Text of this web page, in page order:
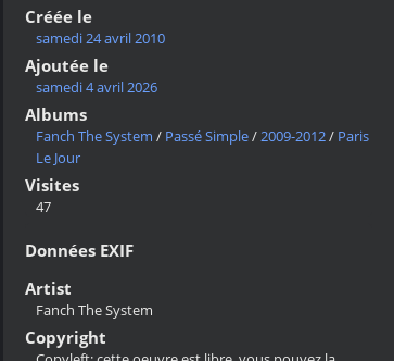
Créée le
samedi 24 avril 2010
Ajoutée le
samedi 4 avril 2026
Albums
Fanch The System / Passé Simple/2009-2012/ Paris
Le Jour
Visites
47
Données EXIF
Artist
Fanch The System
Copyright